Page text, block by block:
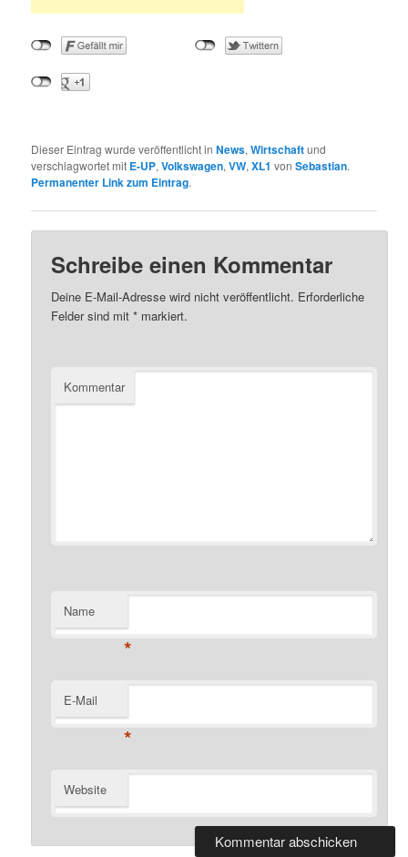
Dieser Eintrag wurde veröffentlicht inNews,Wirtschaftund
verschlagwortet mit E-UP,Volkswagen,VW,XL1 vonSebastian.
Permanenter Link zum Eintrag.
Schreibe einen Kommentar
Deine E-Mail-Adresse wird nicht veröffentlicht. Erforderliche
Felder sind mit* markiert.
Kommentar
Name
*
E-Mail
*
Website